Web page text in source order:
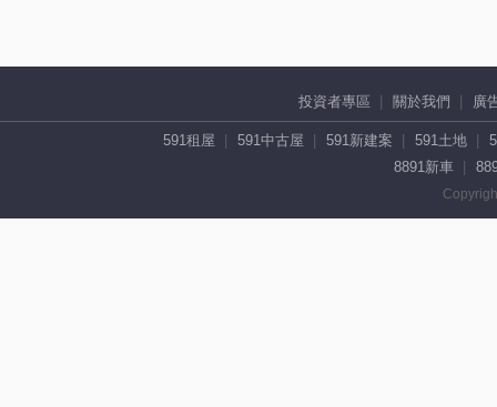
投資者專區 關於我們 廣
591租屋 591中古屋 591新建案 591土地
8891新車